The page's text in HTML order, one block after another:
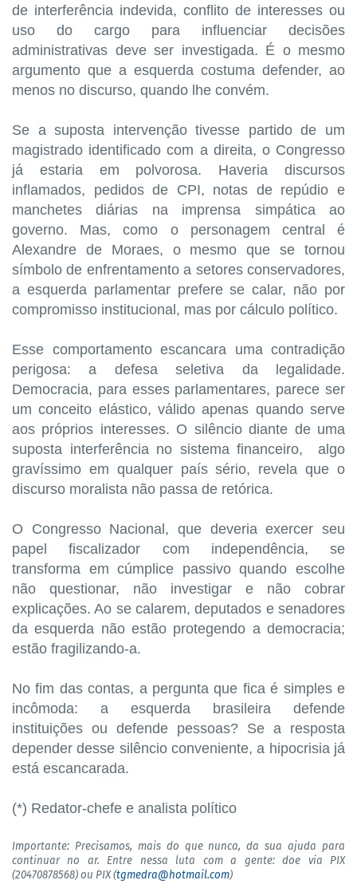
de interferência indevida, conflito de interesses ou
uso do cargo para influenciar decisões
administrativas deve ser investigada. É o mesmo
argumento que a esquerda costuma defender, ao
menos no discurso, quando lhe convém.
Se a suposta intervenção tivesse partido de um
magistrado identificado com a direita, o Congresso
já estaria em polvorosa. Haveria discursos
inflamados, pedidos de CPI, notas de repúdio e
manchetes diárias na imprensa simpática ao
governo. Mas, como o personagem central é
Alexandre de Moraes, o mesmo que se tornou
símbolo de enfrentamento a setores conservadores,
a esquerda parlamentar prefere se calar, não por
compromisso institucional, mas por cálculo político.
Esse comportamento escancara uma contradição
perigosa: a defesa seletiva da legalidade.
Democracia, para esses parlamentares, parece ser
um conceito elástico, válido apenas quando serve
aos próprios interesses. O silêncio diante de uma
suposta interferência no sistema financeiro, algo
gravíssimo em qualquer país sério, revela que o
discurso moralista não passa de retórica.
O Congresso Nacional, que deveria exercer seu
papel fiscalizador com independência, se
transforma em cúmplice passivo quando escolhe
não questionar, não investigar e não cobrar
explicações. Ao se calarem, deputados e senadores
da esquerda não estão protegendo a democracia;
estão fragilizando-a.
No fim das contas, a pergunta que fica é simples e
incômoda: a esquerda brasileira defende
instituições ou defende pessoas? Se a resposta
depender desse silêncio conveniente, a hipocrisia já
está escancarada.
(*) Redator-chefe e analista político
Importante: Precisamos, mais do que nunca, da sua ajuda para
continuar no ar. Entre nessa luta com a gente: doe via PIX
(20470878568) ou PIX (tgmedra@hotmail.com)